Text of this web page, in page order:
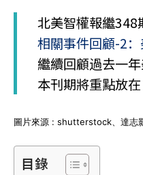
北美智權報繼348
相關事件回顧-2
繼續回顧過去一
本刊期將重點放在
圖片來源 : shutterstock、達志
目錄